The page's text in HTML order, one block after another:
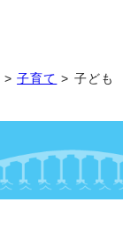
>子育て > 子ども